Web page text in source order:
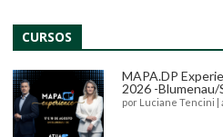
CURSOS
MAPA.DP
2026 -Blumenau/
por Luciane Tencini